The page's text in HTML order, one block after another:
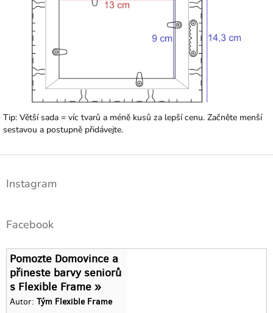
Tip: Větší sada = víc tvarů a méně kusů za lepší cenu. Začněte menší
sestavou a postupně přidávejte.
Z
Instagram
Facebook